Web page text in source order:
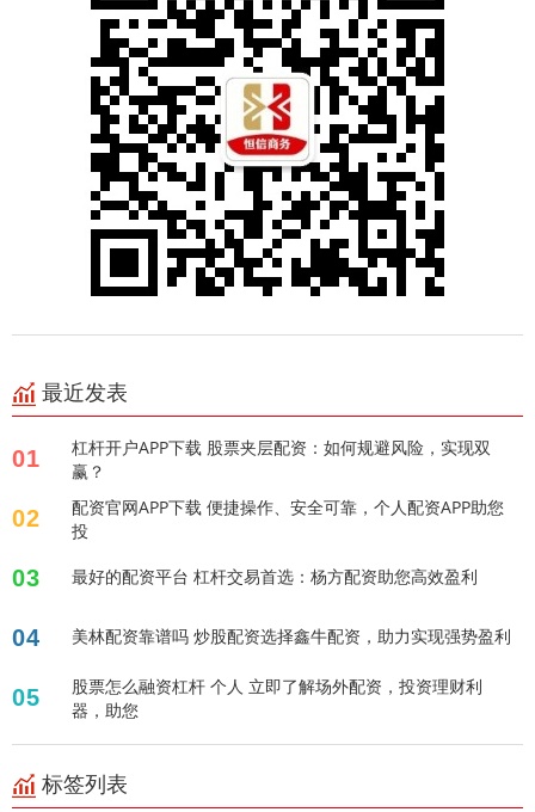
最近发表
01
杠杆开户APP下载 股票夹层配资：如何规避风险，实现双
赢？
02
配资官网APP下载 便捷操作、安全可靠，个人配资APP助您
投
03 最好的配资平台 杠杆交易首选：杨方配资助您高效盈利
04 美林配资靠谱吗 炒股配资选择鑫牛配资，助力实现强势盈利
05
股票怎么融资杠杆 个人 立即了解场外配资，投资理财利
器，助您
标签列表